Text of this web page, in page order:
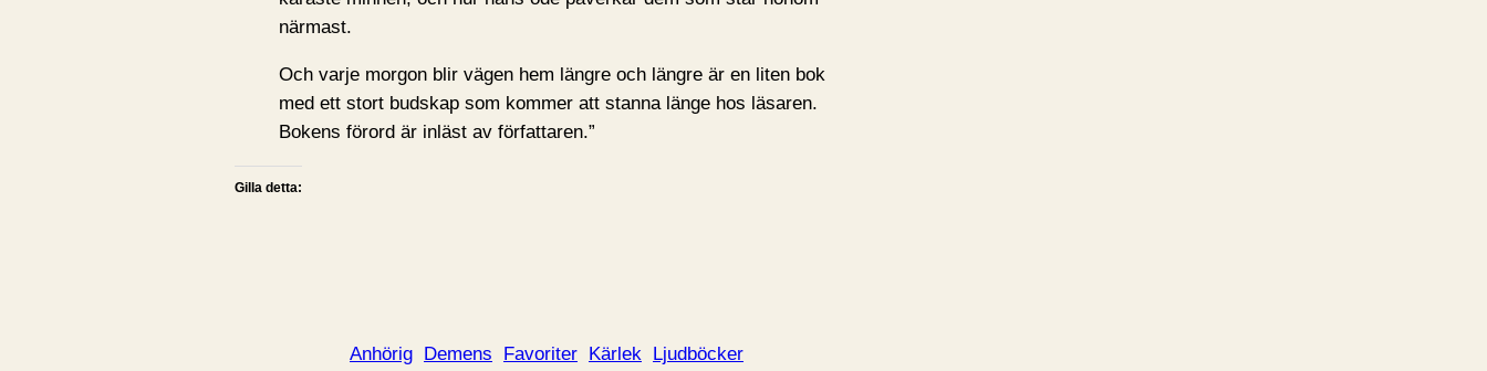
närmast.
Och varje morgon blir vägen hem längre och längre är en liten bok
med ett stort budskap som kommer att stanna länge hos läsaren.
Bokens förord är inläst av författaren.”
Gilla detta:
Anhörig Demens Favoriter Kärlek Ljudböcker